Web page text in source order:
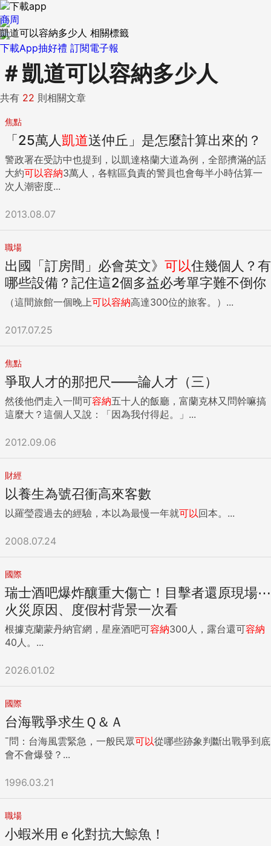
下載App抽好禮 訂閱電子報
商周
凱道可以容納多少人 相關標籤
＃凱道可以容納多少人
共有 22 則相關文章
焦點
「25萬人凱道送仲丘」是怎麼計算出來的？
警政署在受訪中也提到，以凱達格蘭大道為例，全部擠滿的話
大約可以容納3萬人，各轄區負責的警員也會每半小時估算一
次人潮密度...
2013.08.07
職場
出國「訂房間」必會英文》 可以住幾個人？有
哪些設備？記住這2個多益必考單字難不倒你
（這間旅館一個晚上可以容納高達300位的旅客。）...
2017.07.25
焦點
爭取人才的那把尺——論人才（三）
然後他們走入一間可容納五十人的飯廳，富蘭克林又問幹嘛搞
這麼大？這個人又說：「因為我付得起。」...
2012.09.06
財經
以養生為號召衝高來客數
以羅瑩霞過去的經驗，本以為最慢一年就可以回本。...
2008.07.24
國際
瑞士酒吧爆炸釀重大傷亡！目擊者還原現場⋯
火災原因、度假村背景一次看
根據克蘭蒙丹納官網，星座酒吧可容納300人，露台還可容納
40人。...
2026.01.02
國際
台海戰爭求生Ｑ＆Ａ
ˉ問：台海風雲緊急，一般民眾可以從哪些跡象判斷出戰爭到底
會不會爆發？...
1996.03.21
職場
小蝦米用ｅ化對抗大鯨魚！